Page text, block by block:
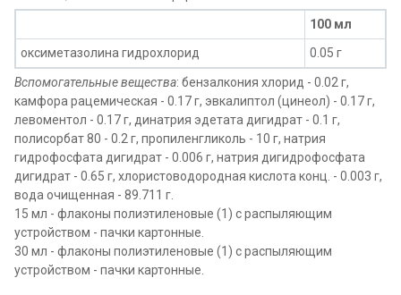
100 мл
оксиметазолина гидрохлорид
0.05 г
Вспомогательные вещества: бензалкония хлорид - 0.02 г,
камфора рацемическая - 0.17 г, эвкалиптол (цинеол) - 0.17 г,
левоментол - 0.17 г, динатрия эдетата дигидрат - 0.1 г,
полисорбат 80 - 0.2 г, пропиленгликоль - 10 г, натрия
гидрофосфата дигидрат - 0.006 г, натрия дигидрофосфата
дигидрат - 0.65 г, хлористоводородная кислота конц. - 0.003 г,
вода очищенная - 89.711 г.
15 мл - флаконы полиэтиленовые (1) с распыляющим
устройством - пачки картонные.
30 мл - флаконы полиэтиленовые (1) с распыляющим
устройством - пачки картонные.